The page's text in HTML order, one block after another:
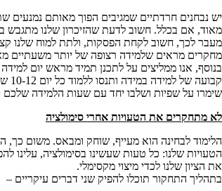
יש נבחנים חרדתיים שמגיבים הפוך מאותם נמנעים
מאוד, אם בכלל. חשוב לדעת שהזיכרון שלנו מתגבש
מעבר לכך, חשוב לקחת הפסקות, ולתת למוח שלנו
מחקרים מראים שלמידה רצופה של יותר משעתיים
קבועה של למידה במידה ותנסו ללמוד כל יום 10-12 שעות.
שימרו על שפיות ושלבו יחד עם שעות הלמידה
לא מתחקרים את הטעויות אחרי סימולציה
הלימוד לבחינה הוא מעייף, שוחק ומבאס. משום כך,
הטעויות שלנו: כל טעות שעשינו בסימולציה,
את הציון שלנו לכדי מיצוי מקסימלי.
בתהליך התחקור תוכלו להפיק שני דברים עיקריים –